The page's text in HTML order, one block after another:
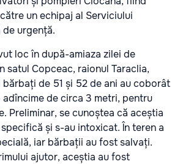
un echipaj al Serviciului
urgență.
loc în după-amiaza zilei de
satul Copceac, raionul Taraclia,
bărbați de 51 și 52 de ani au coborât
de circa 3 metri, pentru
Preliminar, se cunoștea că aceștia
și s-au intoxicat. În teren a
iar bărbații au fost salvați.
ajutor, aceștia au fost